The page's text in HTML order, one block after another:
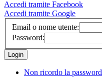
Accedi tramite Facebook
Accedi tramite Google
Email o nome utente:
Password:
Non ricordo la password